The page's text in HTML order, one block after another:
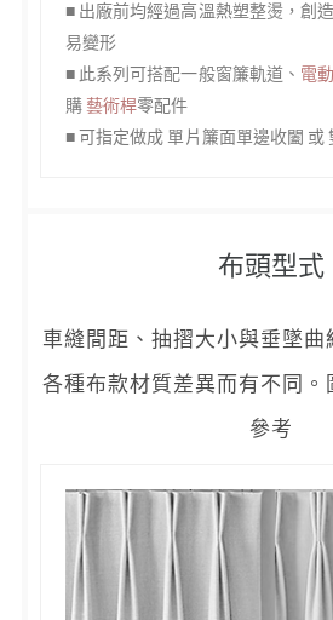
■ 出廠前均經過高溫熱塑整燙，創
易變形
■ 此系列可搭配一般窗簾軌道、 電
購 藝術桿零配件
■ 可指定做成 單片簾面單邊收闔 或
布頭型式
車縫間距、抽摺大小與垂墜
各種布款材質差異而有不同。
參考